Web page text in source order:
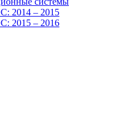
2014 – 2015
2015 – 2016